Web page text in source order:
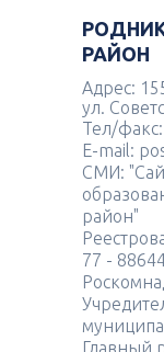
РАЙОН
Адрес:
ул.
Тел/
E-mail:
СМИ:
район"
77 -
Главный